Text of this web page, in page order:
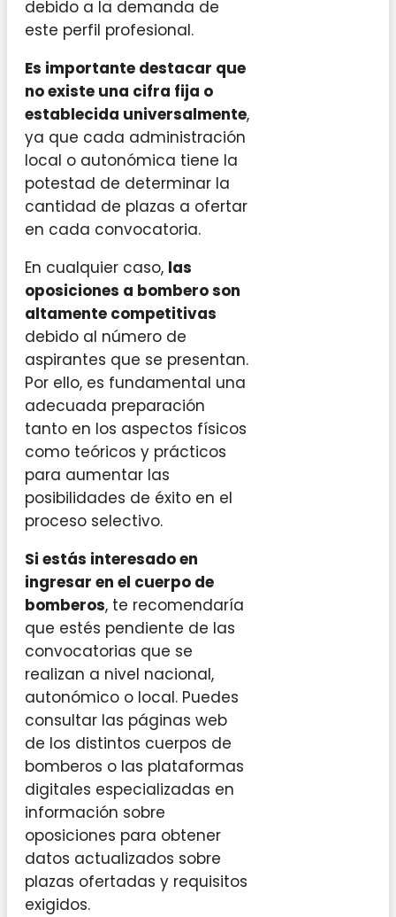
debido a la demanda de
este perfil profesional.
Es importante destacar que
no existe una cifra fija o
establecida universalmente,
ya que cada administración
local o autonómica tiene la
potestad de determinar la
cantidad de plazas a ofertar
en cada convocatoria.
En cualquier caso, las
oposiciones a bombero son
altamente competitivas
debido al número de
aspirantes que se presentan.
Por ello, es fundamental una
adecuada preparación
tanto en los aspectos físicos
como teóricos y prácticos
para aumentar las
posibilidades de éxito en el
proceso selectivo.
Si estás interesado en
ingresar en el cuerpo de
bomberos, te recomendaría
que estés pendiente de las
convocatorias que se
realizan a nivel nacional,
autonómico o local. Puedes
consultar las páginas web
de los distintos cuerpos de
bomberos o las plataformas
digitales especializadas en
información sobre
oposiciones para obtener
datos actualizados sobre
plazas ofertadas y requisitos
exigidos.